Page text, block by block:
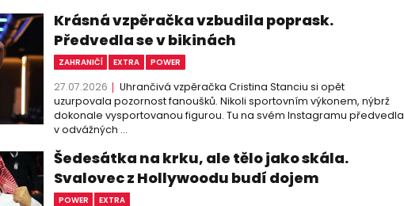
Krásná vzpěračka vzbudila poprask.
Předvedla se v bikinách
ZAHRANIČÍ EXTRA POWER
27.07.2026
Uhrančivá vzpěračka Cristina Stanciu si opět
uzurpovala pozornost fanoušků. Nikoli sportovním výkonem, nýbrž
dokonale vysportovanou figurou. Tu na svém Instagramu předvedla
v odvážných ...
Šedesátka na krku, ale tělo jako skála.
Svalovec z Hollywoodu budí dojem
POWER EXTRA